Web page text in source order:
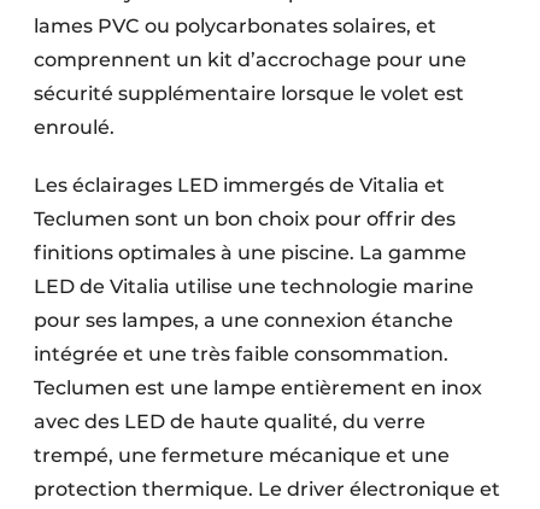
lames PVC ou polycarbonates solaires, et
comprennent un kit d’accrochage pour une
sécurité supplémentaire lorsque le volet est
enroulé.
Les éclairages LED immergés de Vitalia et
Teclumen sont un bon choix pour offrir des
finitions optimales à une piscine. La gamme
LED de Vitalia utilise une technologie marine
pour ses lampes, a une connexion étanche
intégrée et une très faible consommation.
Teclumen est une lampe entièrement en inox
avec des LED de haute qualité, du verre
trempé, une fermeture mécanique et une
protection thermique. Le driver électronique et